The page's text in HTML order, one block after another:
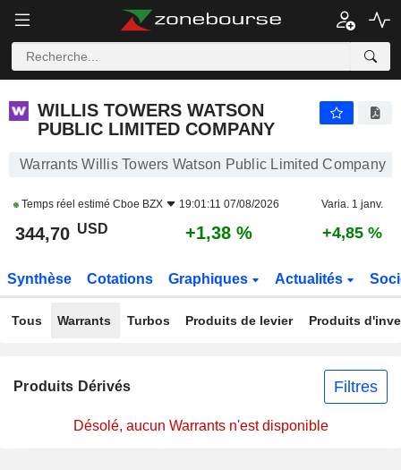
WILLIS TOWERS WATSON
PUBLIC LIMITED COMPANY
Warrants Willis Towers Watson Public Limited Company
Temps réel estimé Cboe BZX 19:01:11 07/08/2026 Varia. 1 janv.
344,70 USD +1,38 % +4,85 %
Synthèse Cotations Graphiques Actualités
Tous Warrants Turbos Produits de levier Produits
Produits Dérivés Filtres
Désolé, aucun Warrants n'est disponible